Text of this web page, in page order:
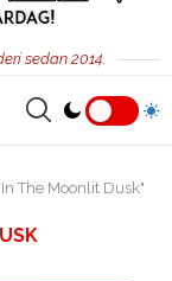
sedan 2014.
The Moonlit Dusk"